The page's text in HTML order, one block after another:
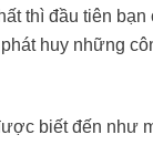
thì đầu tiên bạn
huy những
biết đến như